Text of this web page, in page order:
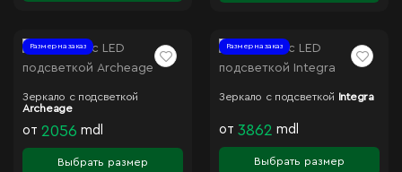
Размер на заказ
Зеркало с подсветкой
Archeage
от 2056 mdl
Выбрать размер
Размер на заказ
Зеркало с подсветкой Integra
от 3862 mdl
Выбрать размер